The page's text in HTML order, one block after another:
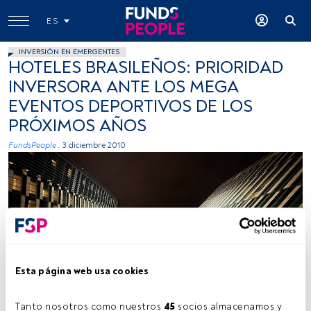
Esta página web usa cookies
Tanto nosotros como nuestros 45 socios almacenamos y
ES
INVERSIÓN EN EMERGENTES
HOTELES BRASILEÑOS: PRIORIDAD
INVERSORA ANTE LOS MEGA
EVENTOS DEPORTIVOS DE LOS
PRÓXIMOS AÑOS
FundsPeople . 3 diciembre 2010